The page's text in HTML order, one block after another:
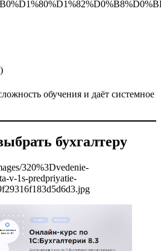
обучения и даёт системное
бухгалтеру